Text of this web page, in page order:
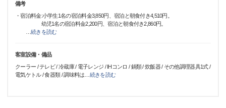
備考
・宿泊料金:小学生1名の宿泊料金3,850円、宿泊と朝食付き4,510円。
幼児1名の宿泊料金2,200円、宿泊と朝食付き2,860円。
続きを読む
客室設備・備品
クーラー / テレビ / 冷蔵庫 / 電子レンジ / IHコンロ / 鍋類 / 炊飯器 / その他調理器具1式 /
電気ケトル / 食器類 / 調味料は
続きを読む